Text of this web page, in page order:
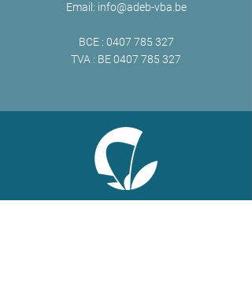
Email: info@adeb-vba.be
BCE : 0407 785 327
TVA : BE0407 785 327